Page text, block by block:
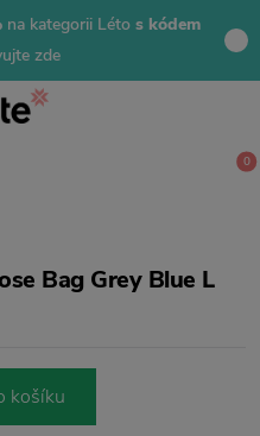
na kategorii Léto s kódem
zde
0
Bag Grey Blue L
košíku